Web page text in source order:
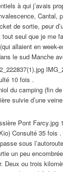
à qui j’avais
Cantal,
de sortie, peur
tout seul que je me
allaient en week-
le sud Manche
10 fois .
du camping (fin
suivie d’une
Consulté 35 fois .
sous
un peu
Deux ou trois